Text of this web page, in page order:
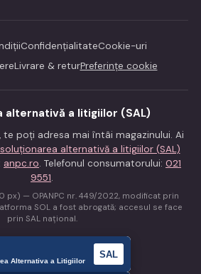
ConfidențialitateCookie-uri
Livrare & returPreferințe cookie
alternativă a litigiilor (SAL)
te poți adresa mai întâi magazinului. Ai
soluționarea alternativă a litigiilor (SAL)
anpc.ro. Telefonul consumatorului: 021
9551.
px) — OPANPC nr. 449/2022, modificat prin
SOL a fost abrogată; accesul se face
prin SAL național.